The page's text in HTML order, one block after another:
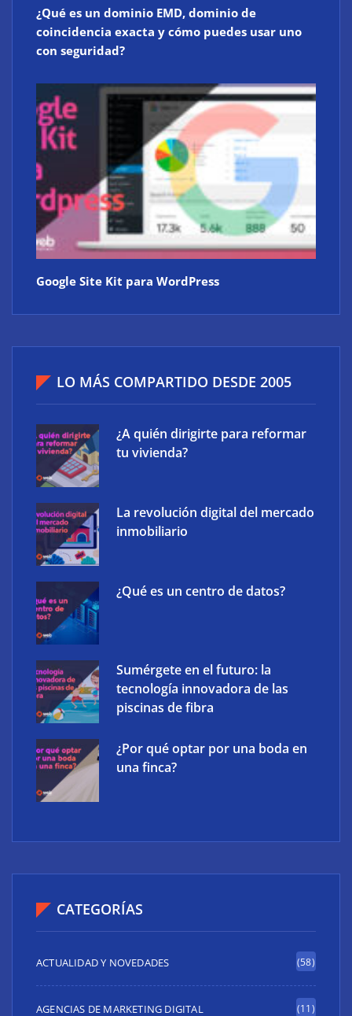
¿Qué es un dominio EMD, dominio de
coincidencia exacta y cómo puedes usar uno
con seguridad?
Google Site Kit para WordPress
LO MÁS COMPARTIDO DESDE 2005
¿A quién dirigirte para reformar
tu vivienda?
La revolución digital del mercado
inmobiliario
¿Qué es un centro de datos?
Sumérgete en el futuro: la
tecnología innovadora de las
piscinas de fibra
¿Por qué optar por una boda en
una finca?
CATEGORÍAS
ACTUALIDAD Y NOVEDADES (58)
AGENCIAS DE MARKETING DIGITAL (11)